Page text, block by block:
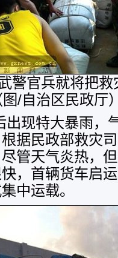
警官兵就将把
图/自治区民政厅
出现特大暴雨，
据民政部救灾
管天气炎热，
，首辆货车启
中运载。